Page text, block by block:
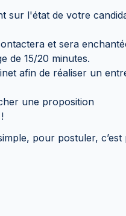
sur l'état de votre
et sera
de 15/20 minutes.
afin de réaliser un
une proposition
pour postuler, c’est